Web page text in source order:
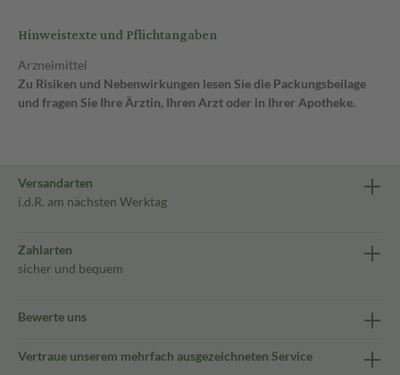
Hinweistexte und Pflichtangaben
Arzneimittel
Zu Risiken und Nebenwirkungen lesen Sie die Packungsbeilage
und fragen Sie Ihre Ärztin, Ihren Arzt oder in Ihrer Apotheke.
Versandarten
i.d.R. am nächsten Werktag
Zahlarten
sicher und bequem
Bewerte uns
Vertraue unserem mehrfach ausgezeichneten Service